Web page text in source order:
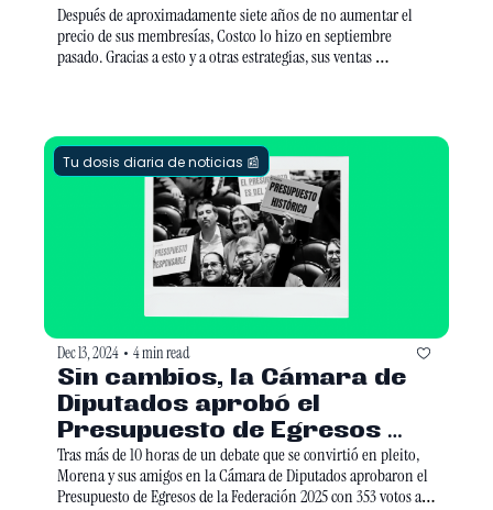
Después de aproximadamente siete años de no aumentar el
precio de sus membresías, Costco lo hizo en septiembre
pasado. Gracias a esto y a otras estrategias, sus ventas
Tu dosis diaria de noticias 📰
Dec 13, 2024 • 4 min read
Sin cambios, la Cámara de
Diputados aprobó el
Presupuesto de Egresos
2025
Tras más de 10 horas de un debate que se convirtió en pleito,
Morena y sus amigos en la Cámara de Diputados aprobaron el
Presupuesto de Egresos de la Federación 2025 con 353 votos a